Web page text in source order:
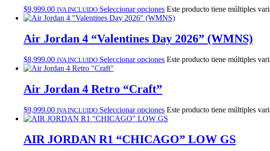
$9,999.00 IVA INCLUIDO Seleccionar opciones Este producto tiene múltiples
Air Jordan 4 “Valentines Day 2026” (WMNS)
$8,999.00 IVA INCLUIDO Seleccionar opciones Este producto tiene múltiples
Air Jordan 4 Retro “Craft”
$9,999.00 IVA INCLUIDO Seleccionar opciones Este producto tiene múltiples
AIR JORDAN R1 “CHICAGO” LOW GS